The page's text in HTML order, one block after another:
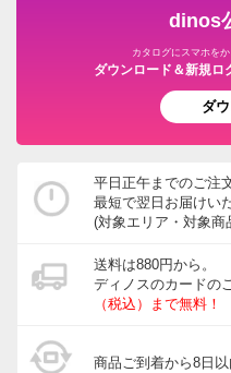
ウッドデッキ・ジョイントタ
ガーデン/ソーラーライト・
宅配ボックス・郵便ポスト
ガーデニングウェア
玄関・ガレージ周り
ガーデニングツール・庭手入
旅行用品・ホビー・ペット
グルメ・食品
dinos
カタログにスマホを
ダウンロード＆新規ロ
ダ
平日正午までのご注
最短で翌日お届けい
(対象エリア・対象商
送料は880円から。
ディノスのカードの
（税込）まで無料！
商品ご到着から8日